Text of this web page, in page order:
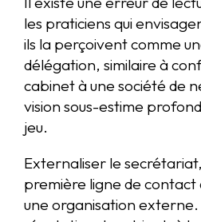
les praticiens qui
ils la perçoivent comme
délégation, similaire à
cabinet à une société de
vision sous-estime
jeu.
Externaliser le
première ligne de
une organisation